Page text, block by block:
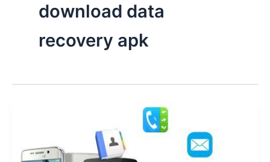
download data
recovery apk